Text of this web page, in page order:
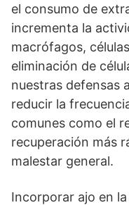
el consumo de
incrementa la
macrófagos,
eliminación de
nuestras defensas
reducir la
comunes como el
recuperación más
malestar general.
Incorporar ajo en